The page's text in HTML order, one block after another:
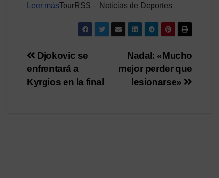
Leer másTourRSS – Noticias de Deportes
Navegación
de
Nadal: «Mucho
mejor perder que
lesionarse»
Djokovic se
enfrentará a
Kyrgios en la final